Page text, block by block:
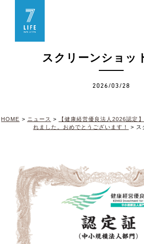
スクリーンショッ
2026/03/28
HOME > ニュース >
【健康経営優良法人2026認定
れました。おめでとうございます！
> ス